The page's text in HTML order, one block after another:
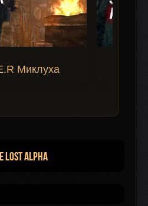
Миклуха
Lost Alpha